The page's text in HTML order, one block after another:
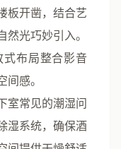
板开凿，结合艺
光巧妙引入。
式布局整合影音
感。
室常见的潮湿问
湿系统，确保酒